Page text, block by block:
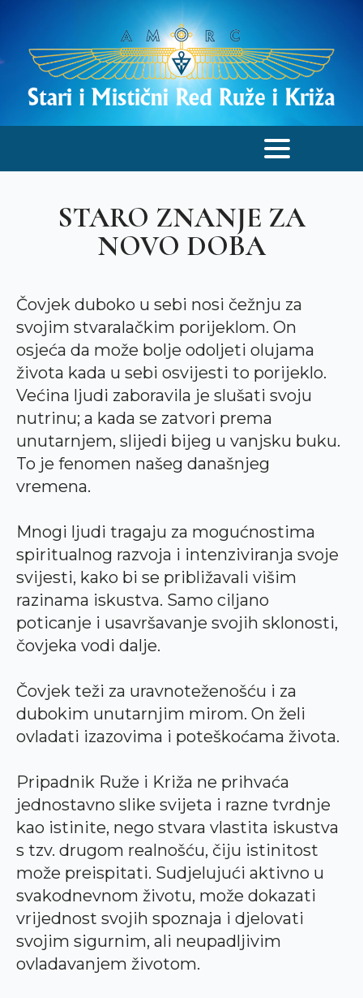
STARO ZNANJE ZA
NOVO DOBA
Čovjek duboko u sebi nosi čežnju za
svojim stvaralačkim porijeklom. On
osjeća da može bolje odoljeti olujama
života kada u sebi osvijesti to porijeklo.
Većina ljudi zaboravila je slušati svoju
nutrinu; a kada se zatvori prema
unutarnjem, slijedi bijeg u vanjsku buku.
To je fenomen našeg današnjeg
vremena.
Mnogi ljudi tragaju za mogućnostima
spiritualnog razvoja i intenziviranja svoje
svijesti, kako bi se približavali višim
razinama iskustva. Samo ciljano
poticanje i usavršavanje svojih sklonosti,
čovjeka vodi dalje.
Čovjek teži za uravnoteženošću i za
dubokim unutarnjim mirom. On želi
ovladati izazovima i poteškoćama života.
Pripadnik Ruže i Križa ne prihvaća
jednostavno slike svijeta i razne tvrdnje
kao istinite, nego stvara vlastita iskustva
s tzv. drugom realnošću, čiju istinitost
može preispitati. Sudjelujući aktivno u
svakodnevnom životu, može dokazati
vrijednost svojih spoznaja i djelovati
svojim sigurnim, ali neupadljivim
ovladavanjem životom.